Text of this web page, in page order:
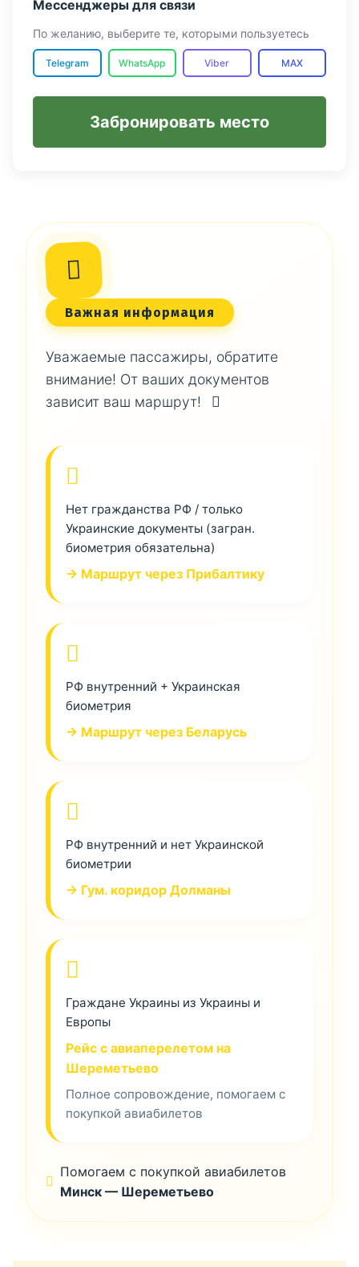
Мессенджеры для связи
По желанию, выберите те, которыми пользуетесь
Telegram WhatsApp Viber MAX
Забронировать место
Важная информация
Уважаемые пассажиры, обратите
внимание! От ваших документов
зависит ваш маршрут!
Нет гражданства РФ / только
Украинские документы (загран.
биометрия обязательна)
→ Маршрут через Прибалтику
РФ внутренний + Украинская
биометрия
→ Маршрут через Беларусь
РФ внутренний и нет Украинской
биометрии
→ Гум. коридор Долманы
Граждане Украины из Украины и
Европы
Рейс с авиаперелетом на
Шереметьево
Полное сопровождение, помогаем с
покупкой авиабилетов
Помогаем с покупкой авиабилетов
Минск — Шереметьево